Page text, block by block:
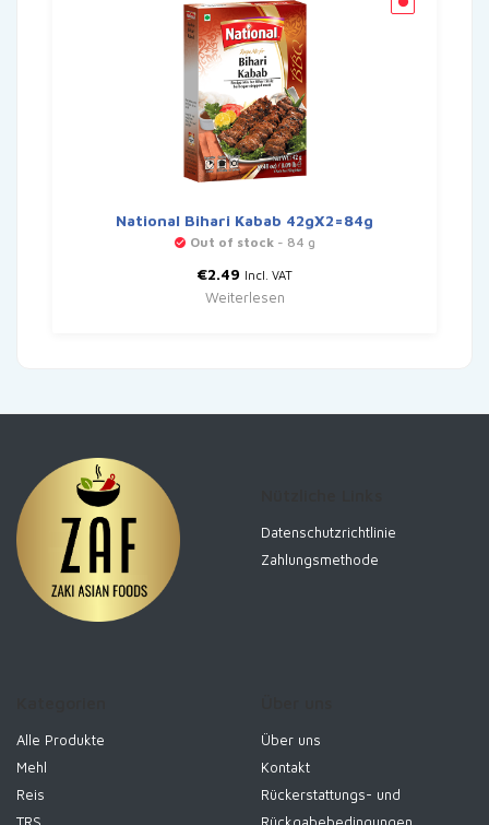
National Bihari Kabab 42gX2=84g
Out of stock - 84 g
€2.49 Incl. VAT
Weiterlesen
Datenschutzrichtlinie
Zahlungsmethode
Alle Produkte
Mehl
Reis
Über uns
Kontakt
Rückerstattungs- und